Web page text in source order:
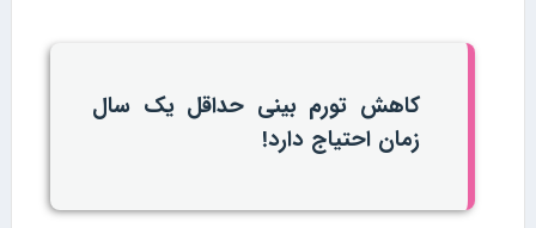
کاهش تورم بینی حداقل یک سال
زمان احتیاج دارد!